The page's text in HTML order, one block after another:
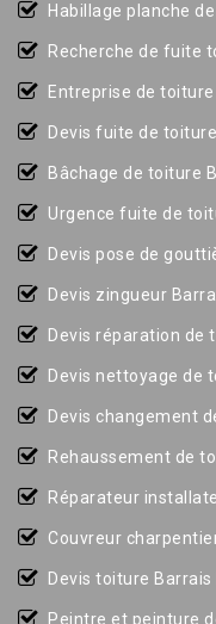
Habillage planche
Recherche de fuite
Entreprise de
Devis fuite de
Bâchage de toiture
Urgence fuite de
Devis pose de
Devis zingueur
Devis réparation de
Devis nettoyage de
Devis changement
Rehaussement de
Réparateur
Couvreur
Devis toiture Barrais
Peintre et peinture